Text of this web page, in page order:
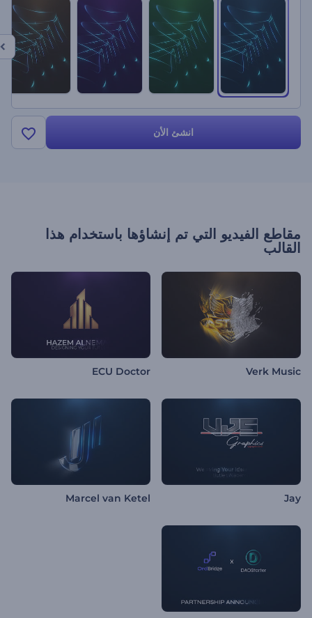
انشئ الأن
مقاطع الفيديو التي تم إنشاؤها باستخدام هذا
القالب
Verk Music
ECU Doctor
Jay
Marcel van Ketel